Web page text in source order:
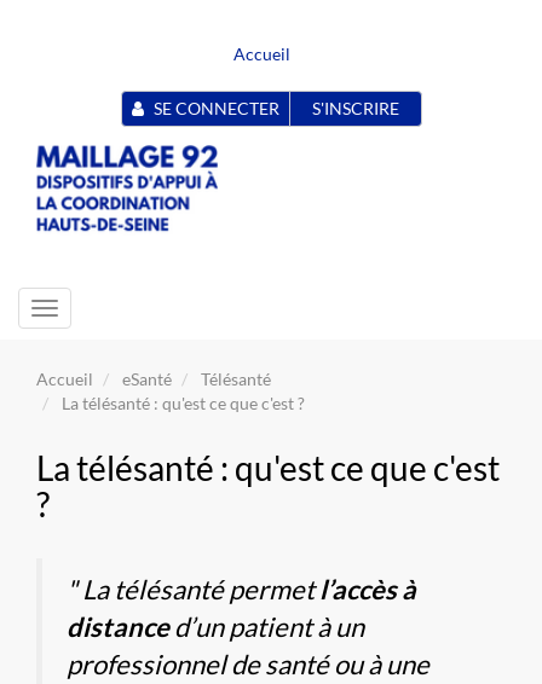
Accueil
SE CONNECTER S'INSCRIRE
Toggle
navigation
Accueil eSanté
Télésanté
La télésanté : qu'est ce que c'est ?
La télésanté : qu'est ce que c'est
?
" La télésanté permetl’accès à
distanced’un patient à un
professionnel de santé ou à une